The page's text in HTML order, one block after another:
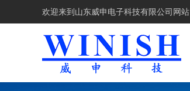
欢迎来到 山东威申电子科技有限公司网站